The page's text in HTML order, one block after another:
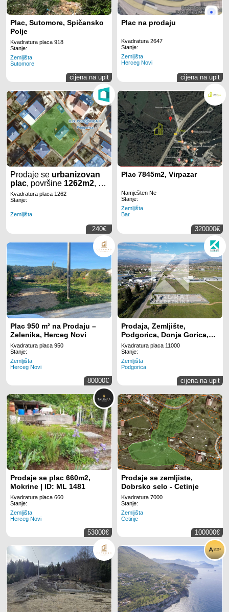
Plac, Sutomore, Spičansko
Polje
Kvadratura placa 918
Stanje:
Zemljišta
Sutomore
cijena na upit
Plac na prodaju
Kvadratura 2647
Stanje:
Zemljišta
Herceg Novi
cijena na upit
Prodaje se urbanizovan
plac, površine 1262m2, na
ZabjeluuPodgorici
Kvadratura placa 1262
Stanje:
Zemljišta
240€
Plac 7845m2, Virpazar
Namješten Ne
Stanje:
Zemljišta
Bar
320000€
Plac 950 m² na Prodaju –
Zelenika, Herceg Novi
Kvadratura placa 950
Stanje:
Zemljišta
Herceg Novi
80000€
Prodaja, Zemljište,
Podgorica, Donja Gorica,
11000m2
Kvadratura placa 11000
Stanje:
Zemljišta
Podgorica
cijena na upit
Prodaje se plac 660m2,
Mokrine | ID: ML 1481
Kvadratura placa 660
Stanje:
Zemljišta
Herceg Novi
53000€
Prodaje se zemljiste,
Dobrsko selo - Cetinje
Kvadratura 7000
Stanje:
Zemljišta
Cetinje
100000€